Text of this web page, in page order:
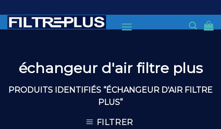
to
content
échangeur d'air filtre plus
PRODUITS IDENTIFIÉS “ÉCHANGEUR D'AIR FILTRE
PLUS”
FILTRER